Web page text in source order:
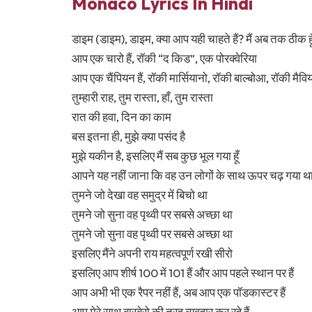
डाइम (डाइम), डाइम, क्या आप यही चाहते हैं? मैं अब तक ठीक
आप एक चारो हैं, रॉकी “द किड”, एक पोरक्वेरिया
आप एक चैंपियन हैं, रॉकी मार्सियानो, रॉकी बाल्बोआ, रॉकी
तुम्हारी राह, तुम रास्ता, हाँ, तुम रास्ता
रात की हवा, दिन का काम
बस इतना ही, मुझे क्या पसंद है
मुझे यकीन है, इसलिए मैं सब कुछ भूल गया हूँ
आपने यह नहीं जाना कि वह उन लोगों के साथ ऊपर चढ़ गया
तुमने जो देखा वह समुद्र में बिचो था
तुमने जो सुना वह पृथ्वी पर सबसे अच्छा था
तुमने जो सुना वह पृथ्वी पर सबसे अच्छा था
इसलिए मैंने अपनी राय महत्वपूर्ण रखी सीरो
इसलिए आप शीर्ष 100 में 101 हैं और आप पहले स्थान पर हैं
आप अभी भी एक रैपर नहीं हैं, अब आप एक पॉडकास्टर हैं